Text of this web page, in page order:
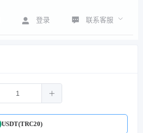
登录 联系客服
USDT(TRC20)